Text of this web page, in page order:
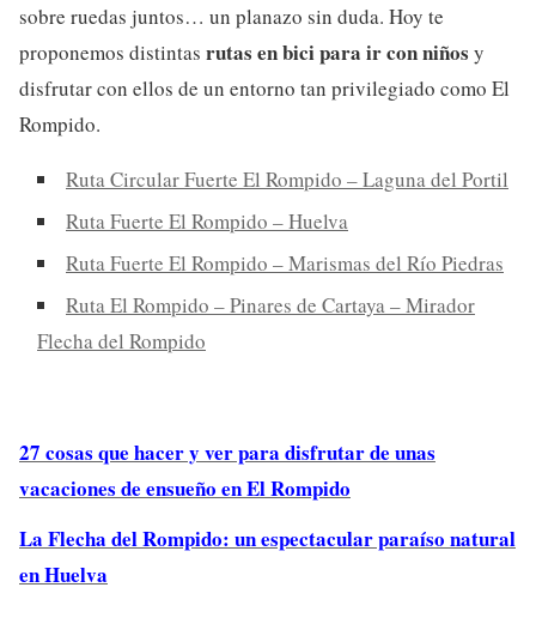
sobre ruedas juntos… un planazo sin duda. Hoy te
proponemos distintas rutas en bici para ir con niños y
disfrutar con ellos de un entorno tan privilegiado como El
Rompido.
Ruta Circular Fuerte El Rompido – Laguna del Portil
Ruta Fuerte El Rompido – Huelva
Ruta Fuerte El Rompido – Marismas del Río Piedras
Ruta El Rompido – Pinares de Cartaya – Mirador
Flecha del Rompido
27 cosas que hacer y ver para disfrutar de unas
vacaciones de ensueño en El Rompido
La Flecha del Rompido: un espectacular paraíso natural
en Huelva